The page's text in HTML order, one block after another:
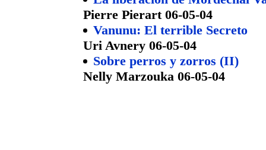
Pierre Pierart 06-05-04
Vanunu: El terrible Secreto
Uri Avnery 06-05-04
Sobre perros y zorros (II)
Nelly Marzouka 06-05-04